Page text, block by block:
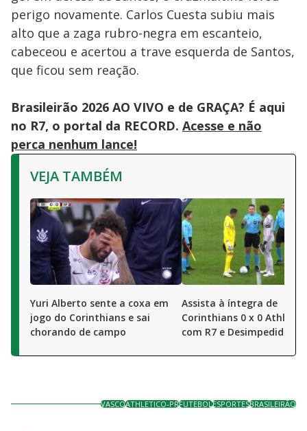
perigo novamente. Carlos Cuesta subiu mais
alto que a zaga rubro-negra em escanteio,
cabeceou e acertou a trave esquerda de Santos,
que ficou sem reação.
Brasileirão 2026 AO VIVO e de GRAÇA? É aqui
no R7, o portal da RECORD. Acesse e não
perca nenhum lance!
VEJA TAMBÉM
Yuri Alberto sente a coxa em
jogo do Corinthians e sai
chorando de campo
Assista à íntegra de
Corinthians 0 x 0
com R7 e Desimpedidos
VASCOATHLETICO-PRFUTEBOLESPORTESBRASILEIRÃO